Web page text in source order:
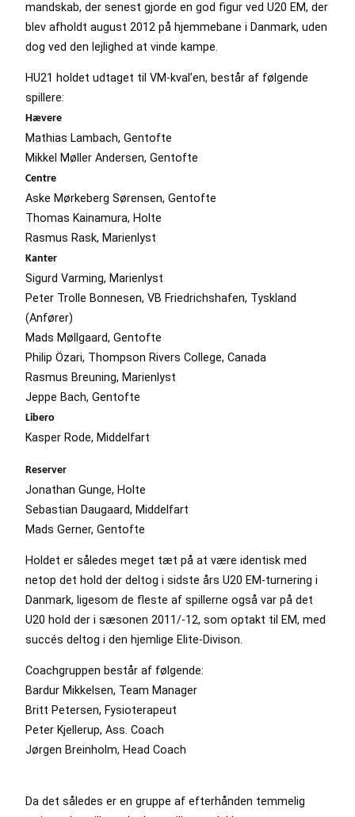
mandskab, der senest gjorde en god figur ved U20 EM, der
blev afholdt august 2012 på hjemmebane i Danmark, uden
dog ved den lejlighed at vinde kampe.
HU21 holdet udtaget til VM-kval’en, består af følgende
spillere:
Hævere
Mathias Lambach, Gentofte
Mikkel Møller Andersen, Gentofte
Centre
Aske Mørkeberg Sørensen, Gentofte
Thomas Kainamura, Holte
Rasmus Rask, Marienlyst
Kanter
Sigurd Varming, Marienlyst
Peter Trolle Bonnesen, VB Friedrichshafen, Tyskland
(Anfører)
Mads Møllgaard, Gentofte
Philip Özari, Thompson Rivers College, Canada
Rasmus Breuning, Marienlyst
Jeppe Bach, Gentofte
Libero
Kasper Rode, Middelfart
Reserver
Jonathan Gunge, Holte
Sebastian Daugaard, Middelfart
Mads Gerner, Gentofte
Holdet er således meget tæt på at være identisk med
netop det hold der deltog i sidste års U20 EM-turnering i
Danmark, ligesom de fleste af spillerne også var på det
U20 hold der i sæsonen 2011/-12, som optakt til EM, med
succés deltog i den hjemlige Elite-Divison.
Coachgruppen består af følgende:
Bardur Mikkelsen, Team Manager
Britt Petersen, Fysioterapeut
Peter Kjellerup, Ass. Coach
Jørgen Breinholm, Head Coach
Da det således er en gruppe af efterhånden temmelig